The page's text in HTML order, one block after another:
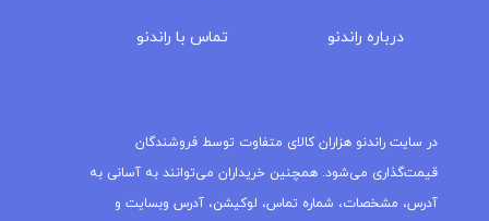
درباره‌ راندنو تماس با راندنو
در سایت راندنو هزاران کالای متفاوت توسط فروشندگان
قیمت‌گذاری می‌شود. همچنین خریداران می‌توانند به آسانی به
آدرس، مشخصات، شماره تماس، لوکیشن، آدرس وبسایت و